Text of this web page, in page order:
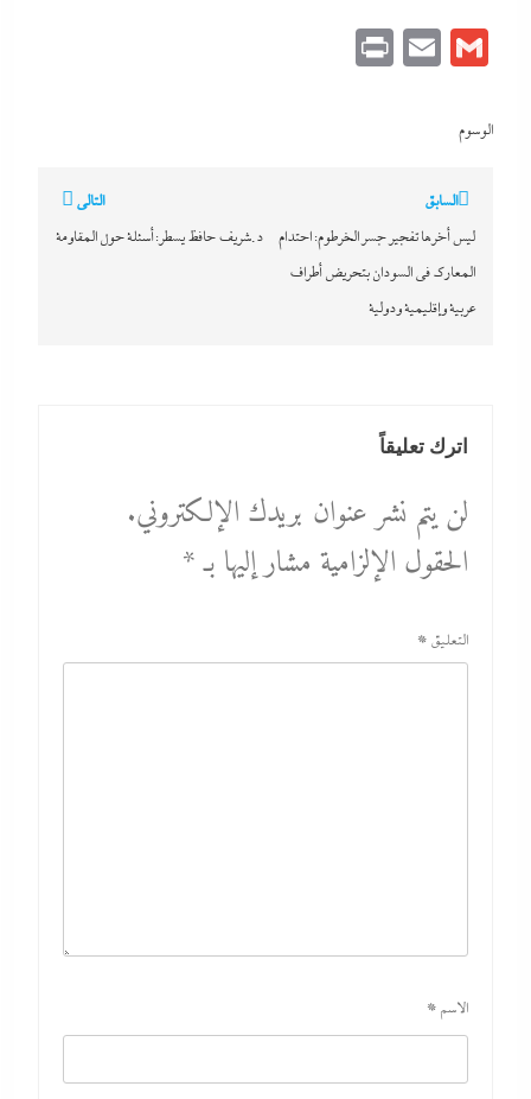
Gmail
Email
الوسوم
تصفّح
المقالات
السابق
ليس أخرها تفجير جسر الخرطوم: احتدام
المعارك في السودان بتحريض أطراف
عربية وإقليمية ودولية
التالي
د.شريف حافظ يسطر: أسئلة حول المقاومة
اترك تعليقاً
لن يتم نشر عنوان بريدك الإلكتروني.
الحقول الإلزامية مشار إليها بـ*
التعليق *
الاسم *
لمستثمر إماراتي بقيمة 135 مليار جنيه